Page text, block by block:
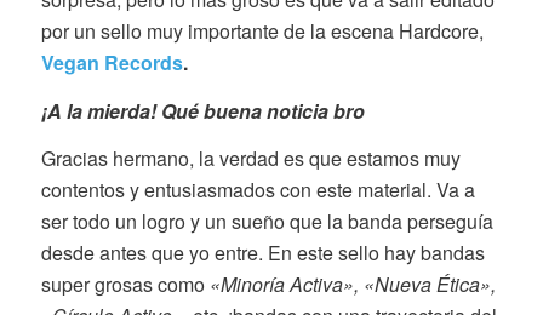
por un sello muy importante de la escena Hardcore,
Vegan Records.
¡A la mierda! Qué buena noticia bro
Gracias hermano, la verdad es que estamos muy
contentos y entusiasmados con este material. Va a
ser todo un logro y un sueño que la banda perseguía
desde antes que yo entre. En este sello hay bandas
super grosas como «Minoría Activa», «Nueva Ética»,